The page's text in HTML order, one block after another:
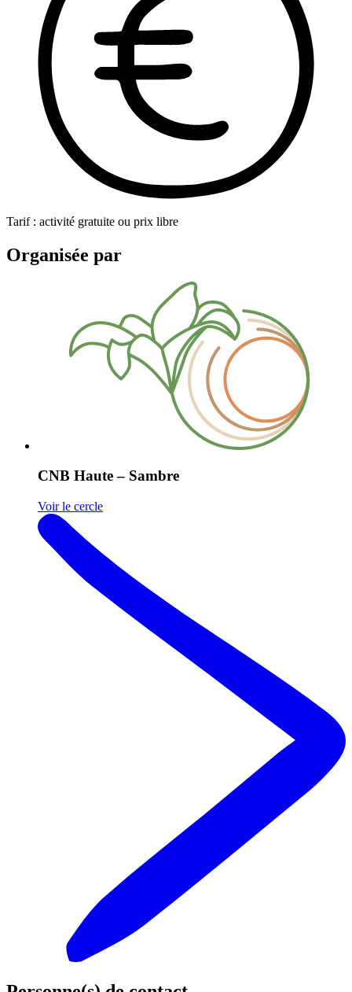
Tarif : activité gratuite ou prix libre
Organisée par
CNB Haute – Sambre
Voir le cercle